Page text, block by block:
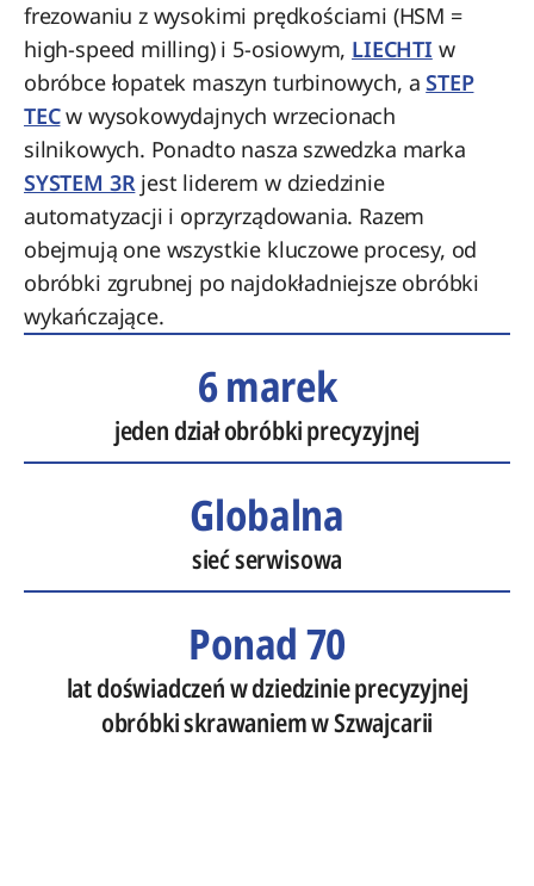
frezowaniu z wysokimi prędkościami (HSM =
high-speed milling) i 5-osiowym, LIECHTI w
obróbce łopatek maszyn turbinowych, aSTEP
TECw wysokowydajnych wrzecionach
silnikowych. Ponadto nasza szwedzka marka
SYSTEM 3Rjest liderem w dziedzinie
automatyzacji i oprzyrządowania. Razem
obejmują one wszystkie kluczowe procesy, od
obróbki zgrubnej po najdokładniejsze obróbki
wykańczające.
6 marek
jeden dział obróbki precyzyjnej
Globalna
sieć serwisowa
Ponad 70
lat doświadczeń w dziedzinie precyzyjnej
obróbki skrawaniem w Szwajcarii